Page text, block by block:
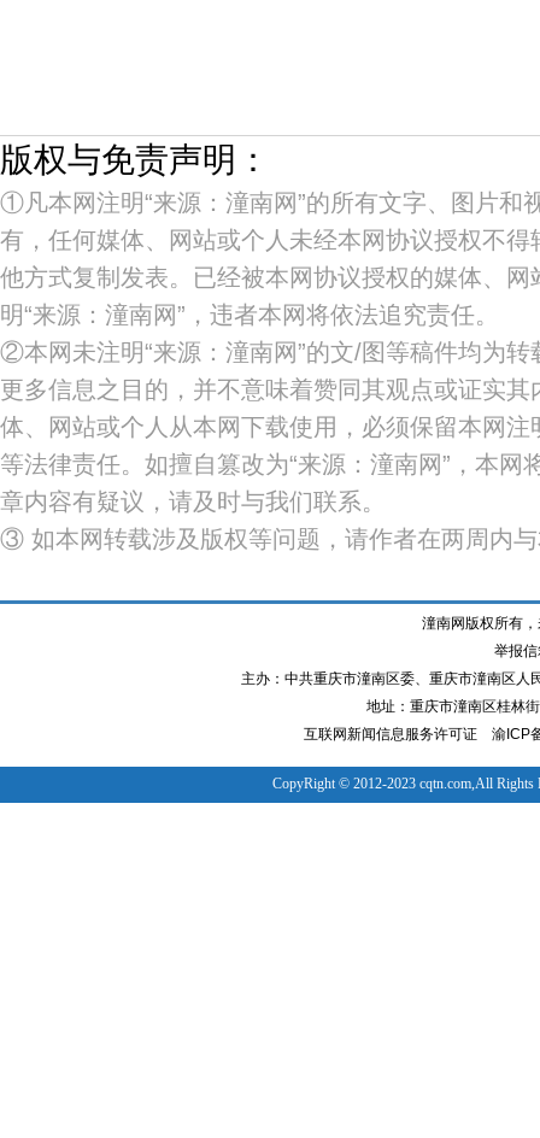
版权与免责声明：
①凡本网注明“来源：潼南网”的所有文字、图片和
有，任何媒体、网站或个人未经本网协议授权不
他方式复制发表。已经被本网协议授权的媒体、
明“来源：潼南网”，违者本网将依法追究责任。
②本网未注明“来源：潼南网”的文/图等稿件均为
更多信息之目的，并不意味着赞同其观点或证实
体、网站或个人从本网下载使用，必须保留本网注
等法律责任。如擅自篡改为“来源：潼南网”，本网
章内容有疑议，请及时与我们联系。
③ 如本网转载涉及版权等问题，请作者在两周内
潼南网版权所有
举报
主办：中共重庆市潼南区委、重庆市潼南区
地址：重庆市潼南区桂林
互联网新闻信息服务许可证
渝ICP
CopyRight © 2012-2023 cqtn.com,All Rights